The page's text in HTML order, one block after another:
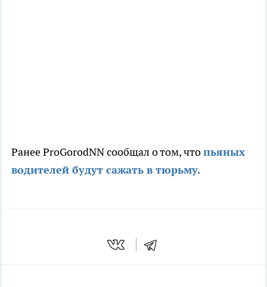
Ранее ProGorodNN сообщал о том, чтопьяных
водителей будут сажать в тюрьму.